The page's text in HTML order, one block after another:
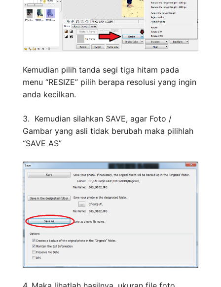
Kemudian pilih tanda segi tiga hitam pada
menu “RESIZE” pilih berapa resolusi yang ingin
anda kecilkan.
3. Kemudian silahkan SAVE, agar Foto /
Gambar yang asli tidak berubah maka pilihlah
“SAVE AS”